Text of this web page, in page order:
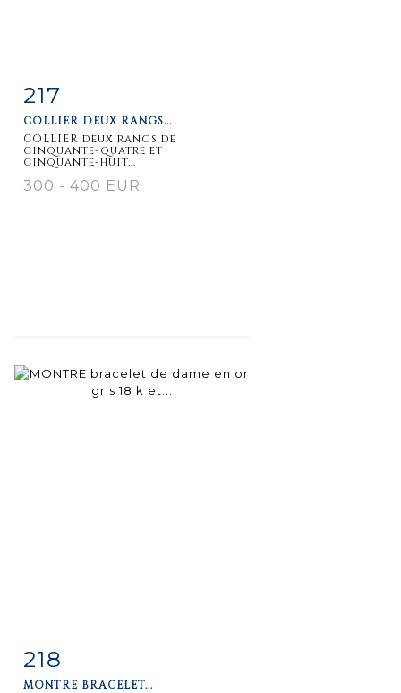
Item detail
217
COLLIER DEUX RANGS...
COLLIER deux rangs de
cinquante-quatre et
cinquante-huit...
300 - 400 EUR
Item detail
218
MONTRE BRACELET...